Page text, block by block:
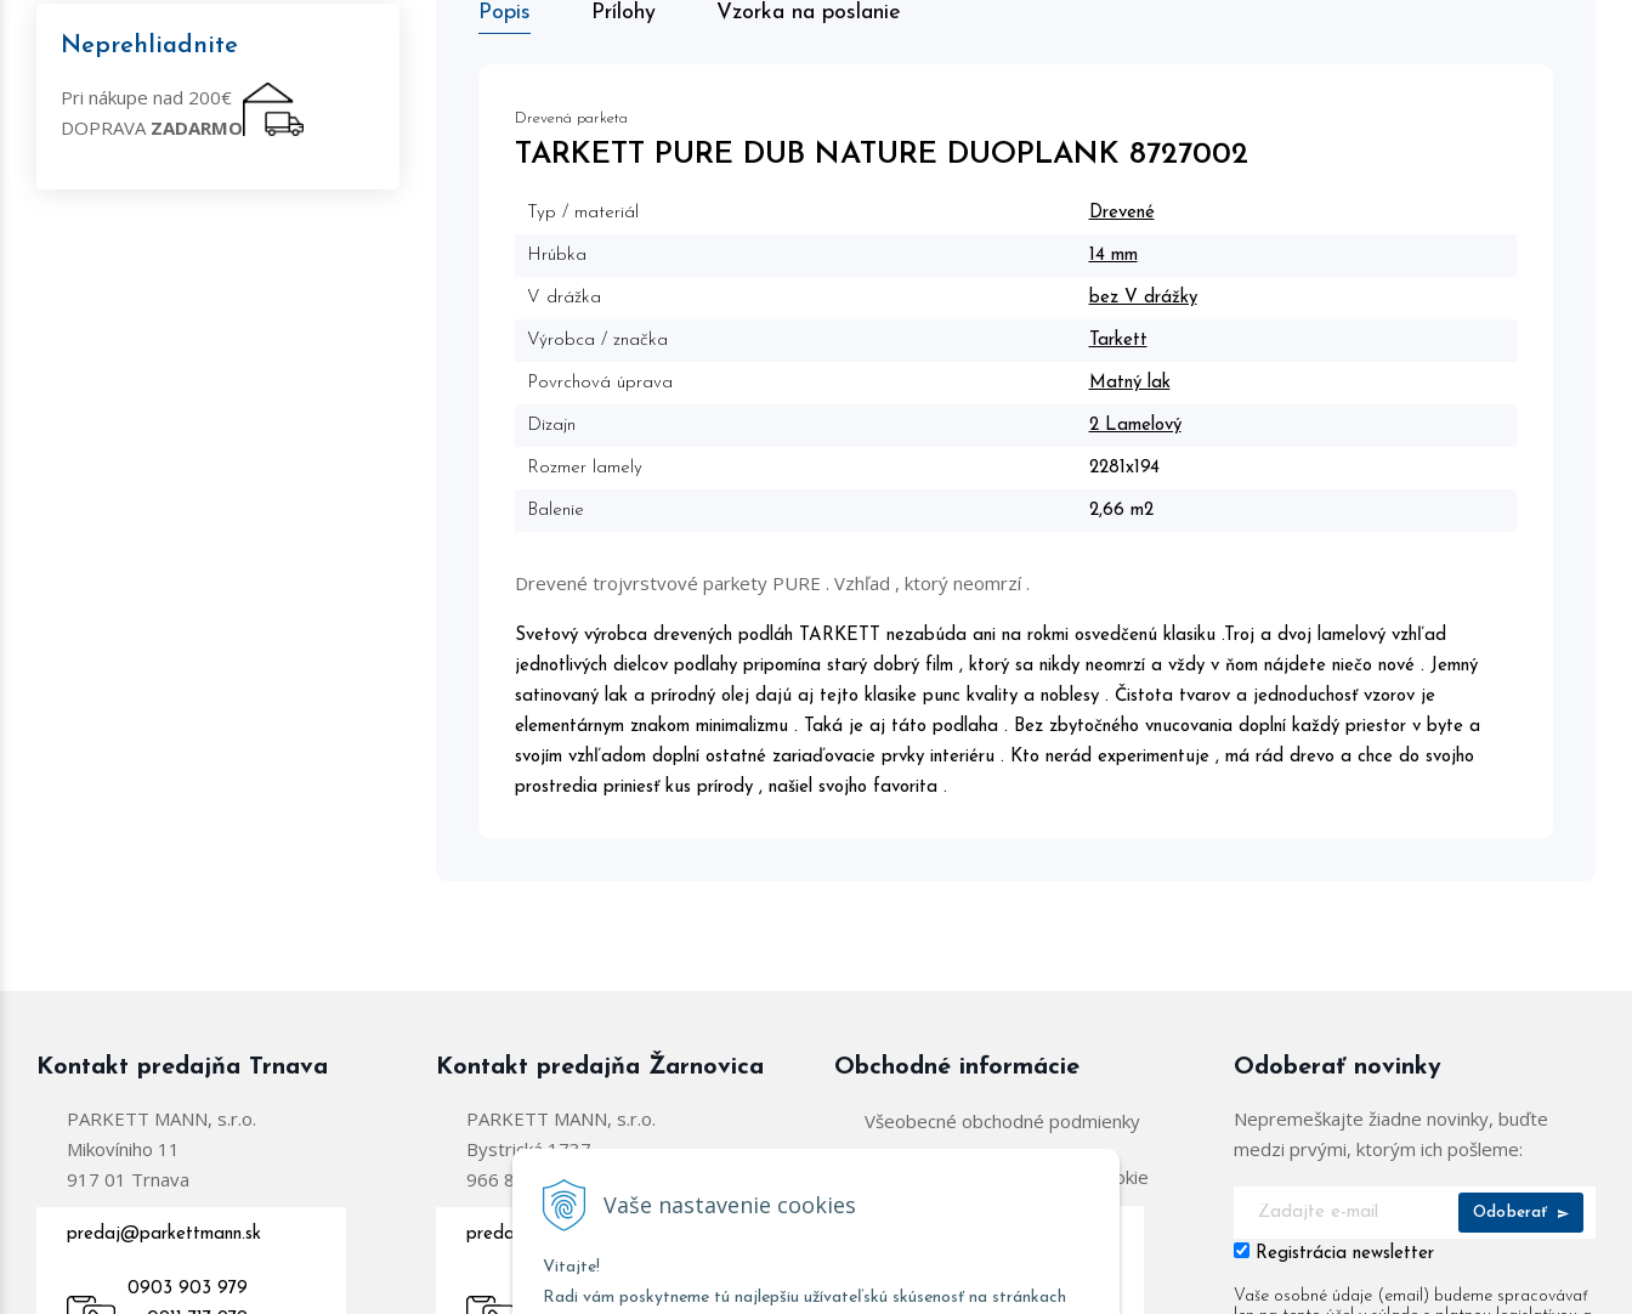
Vaše nastavenie cookies
Vitajte!
Radi vám poskytneme tú najlepšiu užívateľskú skúsenosť na stránkach
Neprehliadnite
Pri nákupe nad 200€
DOPRAVA ZADARMO
Popis Prílohy Vzorka na poslanie
Drevená parketa
TARKETT PURE DUB NATURE DUOPLANK 8727002
Typ / materiál Drevené
Hrúbka 14 mm
V drážka bez V drážky
Výrobca / značka Tarkett
Povrchová úprava Matný lak
Dizajn 2 Lamelový
Rozmer lamely 2281x194
Balenie 2,66 m2
Drevené trojvrstvové parkety PURE . Vzhľad , ktorý neomrzí .
Svetový výrobca drevených podláh TARKETT nezabúda ani na rokmi osvedčenú klasiku .Troj a dvoj lamelový vzhľad
jednotlivých dielcov podlahy pripomína starý dobrý film , ktorý sa nikdy neomrzí a vždy v ňom nájdete niečo nové . Jemný
satinovaný lak a prírodný olej dajú aj tejto klasike punc kvality a noblesy . Čistota tvarov a jednoduchosť vzorov je
elementárnym znakom minimalizmu . Taká je aj táto podlaha . Bez zbytočného vnucovania doplní každý priestor v byte a
svojím vzhľadom doplní ostatné zariaďovacie prvky interiéru . Kto nerád experimentuje , má rád drevo a chce do svojho
prostredia priniesť kus prírody , našiel svojho favorita .
Kontakt predajňa Trnava
PARKETT MANN, s.r.o.
Mikovíniho 11
917 01 Trnava
predaj@parkettmann.sk
0903 903 979
Kontakt predajňa Žarnovica
PARKETT MANN, s.r.o.
Bystrická 1737
966 81 Žarnovica
predajzc@parkettmann.sk
0911 903 979
Obchodné informácie
Všeobecné obchodné podmienky
Zásady používania súborov cookie
Stred/Východ:
0947 900 904
Odoberať novinky
Nepremeškajte žiadne novinky, buďte
medzi prvými, ktorým ich pošleme:
Odoberať
Registrácia newsletter
Vaše osobné údaje (email) budeme spracovávať